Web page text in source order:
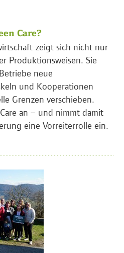
Care?
zeigt sich nicht nur
Produktionsweisen. Sie
neue
und Kooperationen
Grenzen verschieben.
an – und nimmt damit
eine Vorreiterrolle ein.